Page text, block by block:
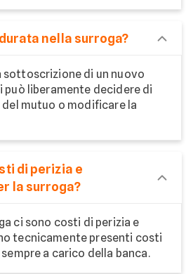
nella surroga?
sottoscrizione di un nuovo
può liberamente decidere di
mutuo o modificare la
di perizia e
la surroga?
ci sono costi di perizia e
tecnicamente presenti costi
a carico della banca.